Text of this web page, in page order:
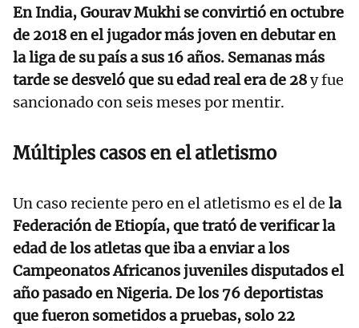
En India, Gourav Mukhi se convirtió en octubre
de 2018 en el jugador más joven en debutar en
la liga de su país a sus 16 años. Semanas más
tarde se desveló que su edad real era de 28y fue
sancionado con seis meses por mentir.
Múltiples casos en el atletismo
Un caso reciente pero en el atletismo es el de la
Federación de Etiopía, que trató de verificar la
edad de los atletas que iba a enviar a los
Campeonatos Africanos juveniles disputados el
año pasado en Nigeria. De los 76 deportistas
que fueron sometidos a pruebas, solo 22